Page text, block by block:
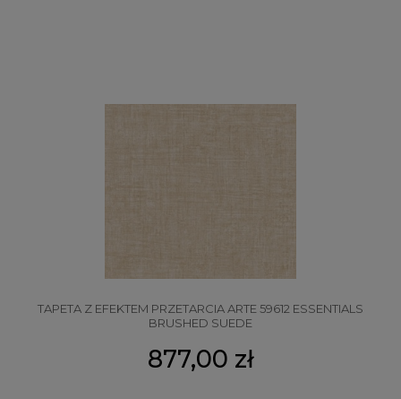
TAPETA Z EFEKTEM PRZETARCIA ARTE 59612 ESSENTIALS
BRUSHED SUEDE
877,00 zł